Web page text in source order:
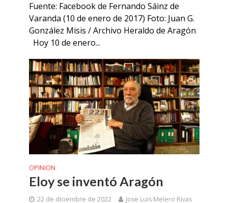
Fuente: Facebook de Fernando Sáinz de
Varanda (10 de enero de 2017) Foto: Juan G.
González Misis / Archivo Heraldo de Aragón
Hoy 10 de enero...
OPINION
Eloy se inventó Aragón
22 de diciembre de 2022 Jose Luis Melero Rivas